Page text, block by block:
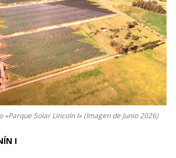
«Parque Solar Lincoln I» (Imagen de Junio 2026)
I